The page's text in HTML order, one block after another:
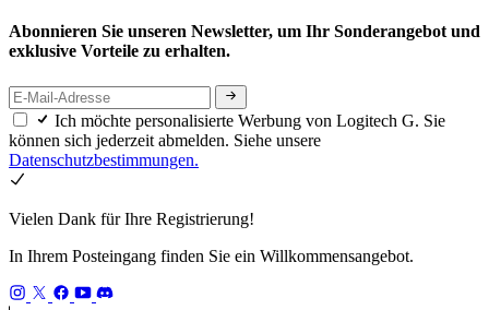
Abonnieren Sie unseren Newsletter, um Ihr Sonderangebot und
exklusive Vorteile zu erhalten.
Ich möchte personalisierte Werbung von Logitech G. Sie
können sich jederzeit abmelden. Siehe unsere
Datenschutzbestimmungen.
Vielen Dank für Ihre Registrierung!
In Ihrem Posteingang finden Sie ein Willkommensangebot.